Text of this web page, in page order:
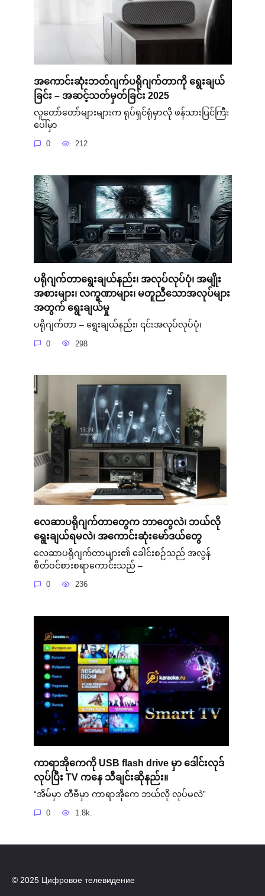
အကောင်းဆုံးဘတ်ဂျက်ပရိုဂျက်တာကို ရွေးချယ်
ခြင်း – အဆင့်သတ်မှတ်ခြင်း 2025
လူတော်တော်များများက ရုပ်ရှင်ရုံမှာလို ဖန်သားပြင်ကြီး
ပေါ်မှာ
0 212
ပရိုဂျက်တာရွေးချယ်နည်း၊ အလုပ်လုပ်ပုံ၊ အမျိုး
အစားများ၊ လက္ခဏာများ၊ မတူညီသောအလုပ်များ
အတွက် ရွေးချယ်မှု
ပရိုဂျက်တာ – ရွေးချယ်နည်း၊ ၎င်းအလုပ်လုပ်ပုံ၊
0 298
လေဆာပရိုဂျက်တာတွေက ဘာတွေလဲ၊ ဘယ်လို
ရွေးချယ်ရမလဲ၊ အကောင်းဆုံးမော်ဒယ်တွေ
လေဆာပရိုဂျက်တာများ၏ ခေါင်းစဉ်သည် အလွန်
စိတ်ဝင်စားစရာကောင်းသည် –
0 236
ကာရာအိုကေကို USB flash drive မှာ ဒေါင်းလုဒ်
လုပ်ပြီး TV ကနေ သီချင်းဆိုနည်း။
“အိမ်မှာ တီဗီမှာ ကာရာအိုကေ ဘယ်လို လုပ်မလဲ”
0 1.8k.
© 2025 Цифровое телевидение